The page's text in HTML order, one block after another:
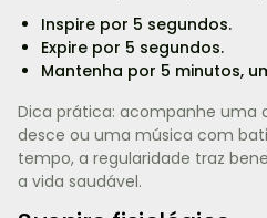
Inspire por 5 segundos.
Expire por 5 segundos.
Mantenha por 5 minutos,
Dica prática: acompanhe uma
desce ou uma música com
tempo, a regularidade traz
a vida saudável.